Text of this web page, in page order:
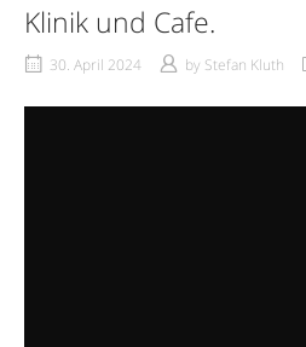
Klinik und Cafe.
30. April 2024 by Stefan Kluth